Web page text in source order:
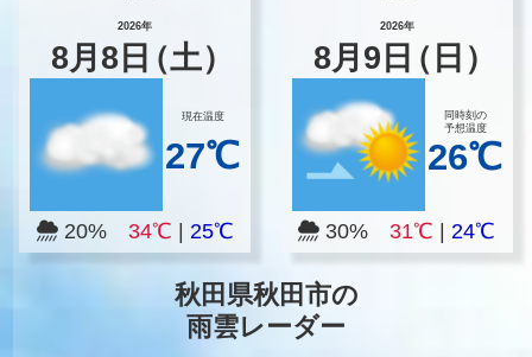
2026年
8月8 日（土）
現在温度
27℃
20% 34℃ 25℃
2026年
8月 9 日（日）
同時刻の
予想温度
26℃
30%31℃ |24℃
秋田県秋田市の
雨雲レーダー